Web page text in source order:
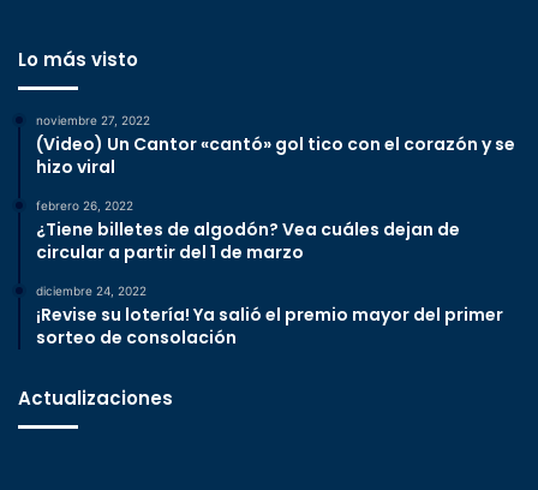
Lo más visto
noviembre 27, 2022
(Video) Un Cantor «cantó» gol tico con el corazón y se
hizo viral
febrero 26, 2022
¿Tiene billetes de algodón? Vea cuáles dejan de
circular a partir del 1 de marzo
diciembre 24, 2022
¡Revise su lotería! Ya salió el premio mayor del primer
sorteo de consolación
Actualizaciones